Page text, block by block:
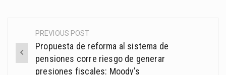
Post
navigation
PREVIOUS POST
Propuesta de reforma al sistema de
pensiones corre riesgo de generar
presiones fiscales: Moody’s